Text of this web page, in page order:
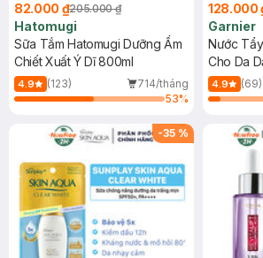
82.000 ₫205.000 ₫
Hatomugi
Sữa Tắm Hatomugi Dưỡng Ẩm
Chiết Xuất Ý Dĩ 800ml
4.9 (123)
714/tháng
53%
128.000
Garnier
Nước
Cho Da
(Mới)
4.9 (69)
-35 %